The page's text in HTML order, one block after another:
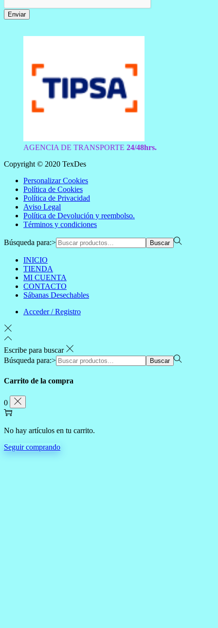
Enviar
AGENCIA DE TRANSPORTE 24/48hrs.
Copyright © 2020 TexDes
Personalizar Cookies
Política de Cookies
Política de Privacidad
Aviso Legal
Política de Devolución y reembolso.
Términos y condiciones
Búsqueda para:> Buscar
INICIO
TIENDA
MI CUENTA
CONTACTO
Sábanas Desechables
Acceder / Registro
Escribe para buscar
Búsqueda para:>
Buscar
Carrito de la compra
0
No hay artículos en tu carrito.
Seguir comprando